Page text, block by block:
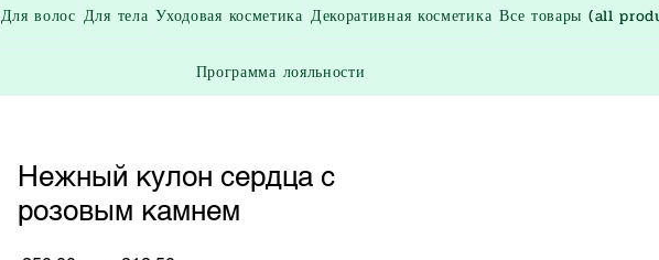
Для волос Для тела Уходовая косметика Декоративная косметика Все товары (all
Программа лояльности
Нежный кулон сердца с
розовым камнем